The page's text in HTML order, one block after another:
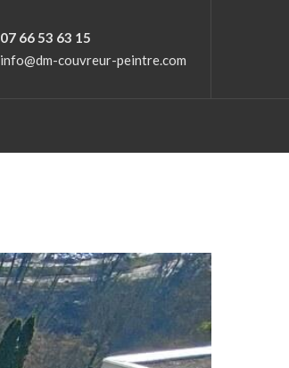
07 66 53 63 15
info@dm-couvreur-peintre.com